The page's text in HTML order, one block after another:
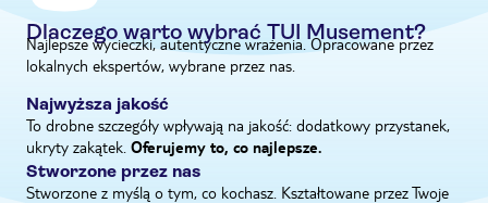
Natychmiastowe potwierdzenie
E-Voucher
Dlaczego warto wybrać TUI Musement?
Najlepsze wycieczki, autentyczne wrażenia. Opracowane przez
lokalnych ekspertów, wybrane przez nas.
Najwyższa jakość
To drobne szczegóły wpływają na jakość: dodatkowy przystanek,
ukryty zakątek. Oferujemy to, co najlepsze.
Stworzone przez nas
Stworzone z myślą o tym, co kochasz. Kształtowane przez Twoje